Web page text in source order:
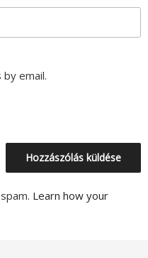
email.
Learn how your